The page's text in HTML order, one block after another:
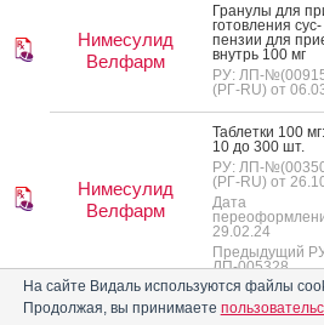
Нимесулид
Велфарм
Гра­нулы для
готов­ле­ния сус­
пензии для
внутрь 100 мг
РУ: ЛП-
(РГ-RU) от
Нимесулид
Велфарм
Таб­летки 100
10 до 300 шт.
РУ: ЛП-
(РГ-RU) от
Дата
29.02.24
Предыдущий
ЛП-005328
Гра­нулы для
На сайте Видаль используются файлы
Продолжая, вы принимаете